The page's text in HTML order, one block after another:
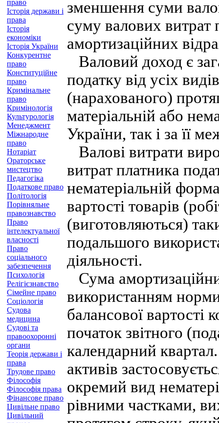
право
Історія держави і
права
Історія
економіки
Історія України
Конкурентне
право
Конституційне
право
Кримінальне
право
Кримінологія
Культурологія
Менеджмент
Міжнародне
право
Нотаріат
Ораторське
мистецтво
Педагогіка
Податкове право
Політологія
Порівняльне
правознавство
Право
інтелектуальної
власності
Право
соціального
забезпечення
Психологія
Релігієзнавство
Сімейне право
Соціологія
Судова
медицина
Судові та
правоохоронні
органи
Теорія держави і
права
Трудове право
Філософія
Філософія права
Фінансове право
Цивільне право
Цивільний
зменшення суми
суму валових витрат
амортизаційних
Валовий доход є
податку від усіх
(нарахованого)
матеріальній або
України, так і за її
Валові витрати
витрат платника
нематеріальній
вартості товарів
(виготовляються)
подальшого
діяльності.
Сума
використанням
балансової вартості
початок звітного
календарний
активів
окремий вид
рівними частками,